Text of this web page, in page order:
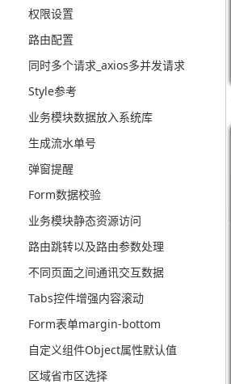
权限设置
路由配置
同时多个请求_axios多并发请求
Style参考
业务模块数据放入系统库
生成流水单号
弹窗提醒
Form数据校验
业务模块静态资源访问
路由跳转以及路由参数处理
不同页面之间通讯交互数据
Tabs控件增强内容滚动
Form表单margin-bottom
自定义组件Object属性默认值
区域省市区选择